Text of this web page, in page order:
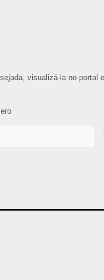
visualizá-la no portal